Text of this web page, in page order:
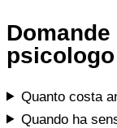
Quanto costa
Quando ha